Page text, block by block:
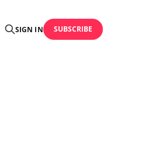
SIGN IN SUBSCRIBE